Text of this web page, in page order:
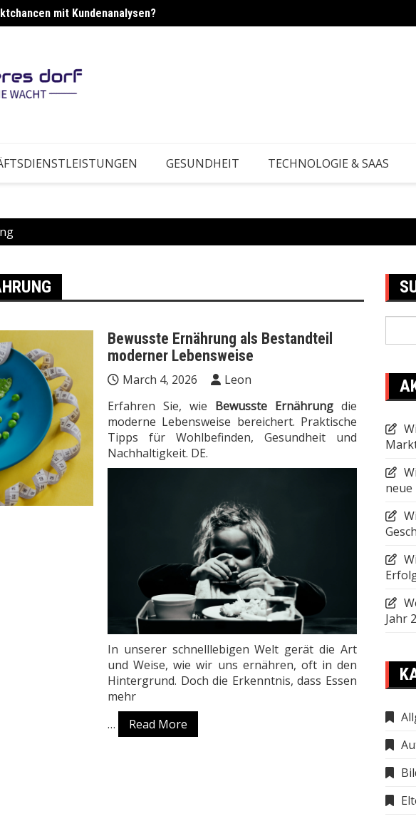
mit Kundenanalysen?
an neue Marktbedingungen? Wie
GESUNDHEIT TECHNOLOGIE & SAAS
Bewusste Ernährung als Bestandteil
moderner Lebensweise
March 4, 2026
Leon
Erfahren Sie, wie Bewusste Ernährung die
moderne Lebensweise bereichert. Praktische
Tipps für Wohlbefinden, Gesundheit und
Nachhaltigkeit. DE.
In unserer schnelllebigen Welt gerät die Art
und Weise, wie wir uns ernähren, oft in den
Hintergrund. Doch die Erkenntnis, dass Essen
mehr
…
Read More
Jahr